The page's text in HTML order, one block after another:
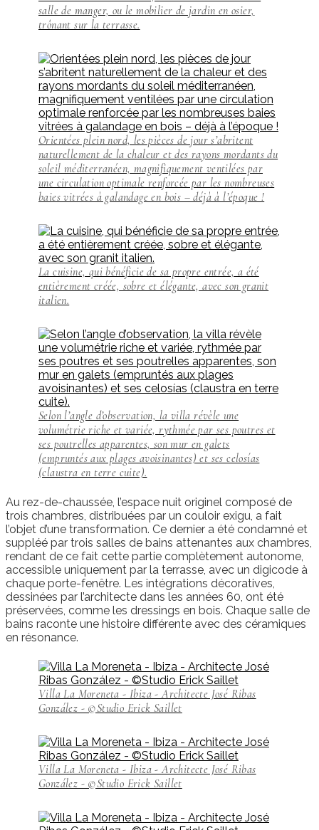
salle de manger, ou le mobilier de jardin en osier,
trônant sur la terrasse.
Orientées plein nord, les pièces de jour s’abritent
naturellement de la chaleur et des rayons mordants du
soleil méditerranéen, magnifiquement ventilées par
une circulation optimale renforcée par les nombreuses
baies vitrées à galandage en bois – déjà à l’époque !
La cuisine, qui bénéficie de sa propre entrée, a été
entièrement créée, sobre et élégante, avec son granit
italien.
Selon l’angle d’observation, la villa révèle une
volumétrie riche et variée, rythmée par ses poutres et
ses poutrelles apparentes, son mur en galets
(empruntés aux plages avoisinantes) et ses celosías
(claustra en terre cuite).
Au rez-de-chaussée, l’espace nuit originel composé de
trois chambres, distribuées par un couloir exigu, a fait
l’objet d’une transformation. Ce dernier a été condamné et
suppléé par trois salles de bains attenantes aux chambres,
rendant de ce fait cette partie complètement autonome,
accessible uniquement par la terrasse, avec un digicode à
chaque porte-fenêtre. Les intégrations décoratives,
dessinées par l’architecte dans les années 60, ont été
préservées, comme les dressings en bois. Chaque salle de
bains raconte une histoire différente avec des céramiques
en résonance.
Villa La Moreneta - Ibiza - Architecte José Ribas
González - ©Studio Erick Saillet
Villa La Moreneta - Ibiza - Architecte José Ribas
González - ©Studio Erick Saillet